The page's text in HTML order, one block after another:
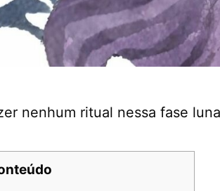
nenhum ritual nessa fase